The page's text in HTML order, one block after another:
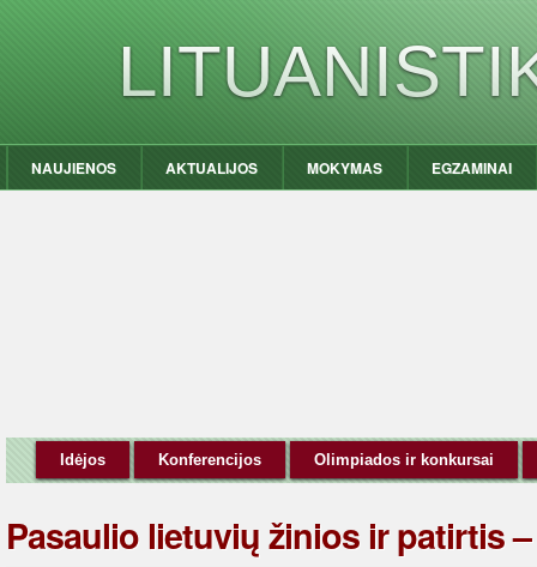
NAUJIENOS AKTUALIJOS MOKYMAS EGZAMINAI
Idėjos Konferencijos Olimpiados ir konkursai
Pasaulio lietuvių žinios ir patirtis